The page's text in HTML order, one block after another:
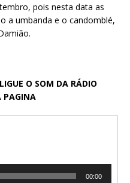
pois nesta data as
a umbanda e o candomblé,
O SOM DA RÁDIO
PAGINA
00:00